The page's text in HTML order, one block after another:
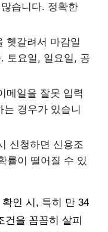
습니다. 정확한
헷갈려서 마감일
토요일, 일요일, 공
메일을 잘못 입력
경우가 있습니
신청하면 신용조
률이 떨어질 수 있
인 시, 특히 만 34
을 꼼꼼히 살피